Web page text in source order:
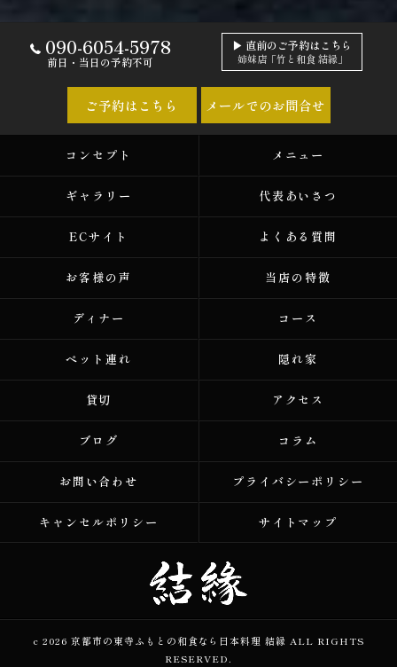
090-6054-5978
前日・当日の予約不可
▶ 直前のご予約はこちら
姉妹店「竹と和食 結縁」
ご予約はこちら メールでのお問合せ
コンセプト メニュー
ギャラリー 代表あいさつ
ECサイト よくある質問
お客様の声 当店の特徴
ディナー コース
ペット連れ 隠れ家
貸切 アクセス
ブログ コラム
お問い合わせ プライバシーポリシー
キャンセルポリシー サイトマップ
c 2026 京都市の東寺ふもとの和食なら日本料理 結縁 ALL RIGHTS
RESERVED.